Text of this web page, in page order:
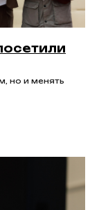
но и менять